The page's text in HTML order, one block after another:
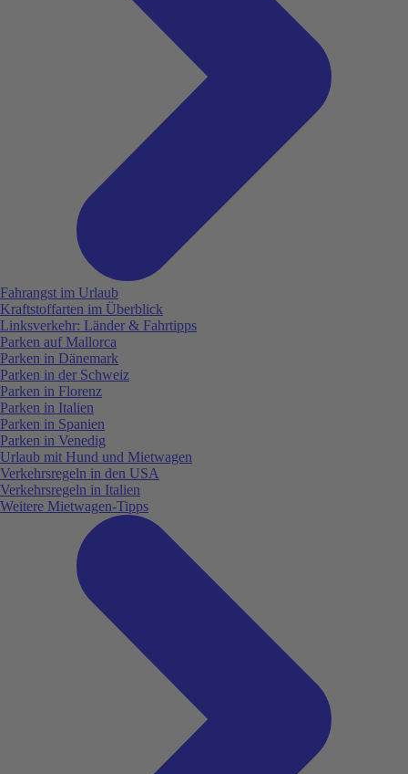
Fahrangst im Urlaub
Kraftstoffarten im Überblick
Linksverkehr: Länder & Fahrtipps
Parken auf Mallorca
Parken in Dänemark
Parken in der Schweiz
Parken in Florenz
Parken in Italien
Parken in Spanien
Parken in Venedig
Urlaub mit Hund und Mietwagen
Verkehrsregeln in den USA
Verkehrsregeln in Italien
Weitere Mietwagen-Tipps